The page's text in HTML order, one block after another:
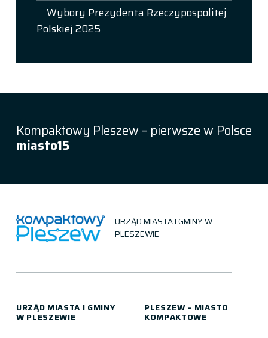
Wybory Prezydenta Rzeczypospolitej
Polskiej 2025
Kompaktowy Pleszew – pierwsze w Polsce
miasto15
URZĄD MIASTA I GMINY W
PLESZEWIE
URZĄD MIASTA I GMINY
W PLESZEWIE
PLESZEW – MIASTO
KOMPAKTOWE